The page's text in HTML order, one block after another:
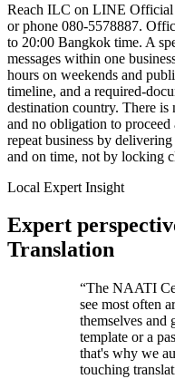
Reach ILC on LINE
or phone 080-5578887.
to 20:00 Bangkok time. A
messages within one
hours on weekends and
timeline, and a required-
destination country. There
and no obligation to
repeat business by
and on time, not by locking
Local Expert Insight
Expert
Translation
“The NAATI
see most often
themselves and
template or a
that's why we
touching